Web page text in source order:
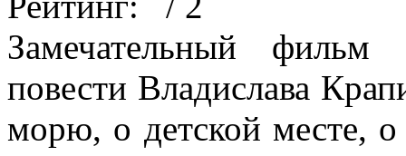
Замечательный фильм
повести Владислава
морю, о детской месте,